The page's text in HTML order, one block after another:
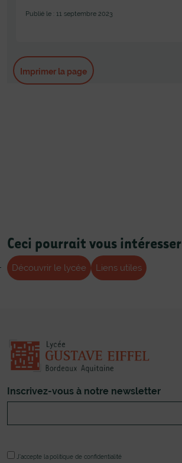
Publié le : 11 septembre 2023
Imprimer la page
Ceci pourrait vous intéresser
Découvrir le lycée Liens utiles
Inscrivez-vous à notre newsletter
J'accepte la politique de confidentialité